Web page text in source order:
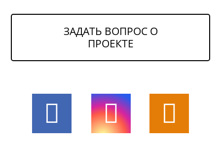
ЗАДАТЬ ВОПРОС О
ПРОЕКТЕ